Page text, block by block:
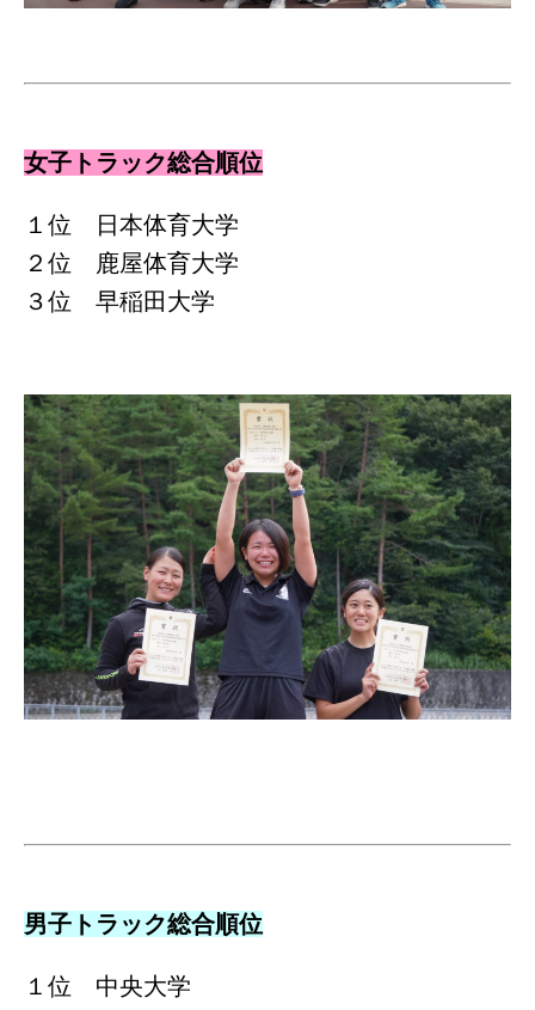
女子トラック総合順位
１位 日本体育大学
２位 鹿屋体育大学
３位 早稲田大学
男子トラック総合順位
１位 中央大学